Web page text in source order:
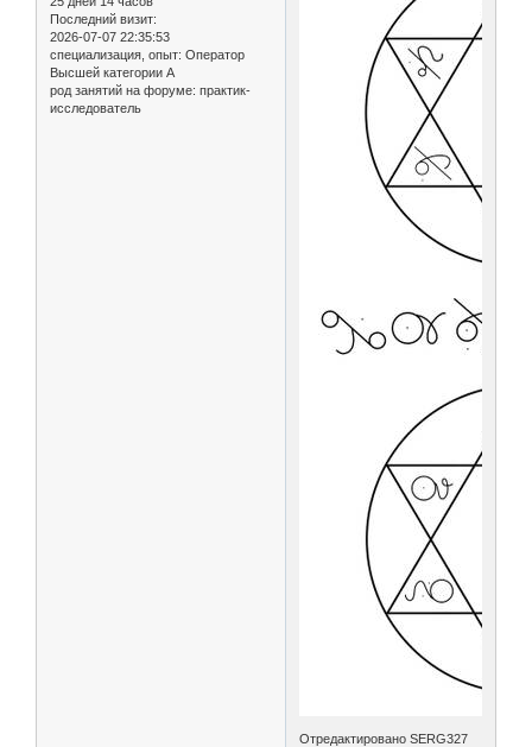
Последний визит:
2026-07-07 22:35:53
специализация, опыт: Оператор
Высшей категории А
род занятий на форуме: практик-
исследователь
Отредактировано SERG327